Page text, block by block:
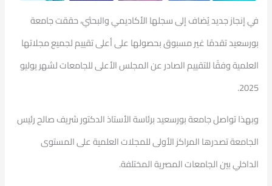
في إنجاز جديد يُضاف إلى سجلها الأكاديمي والبحثي، حققت جامعة
بورسعيد تقدمًا غير مسبوق بحصولهاعلى أعلى تقييم لجميع مجلاتها
العلمية وفقًا للتقييم الصادر عن المجلس الأعلى للجامعات لشهر يوليو
2025.
وبهذا تواصل جامعة بورسعيد برئاسة الأستاذ الدكتور شريف صالح رئيس
الجامعة تصدرها المراكز الأولى للمجلات العلمية على المستوى
الداخلي بين الجامعات المصرية المختلفة.